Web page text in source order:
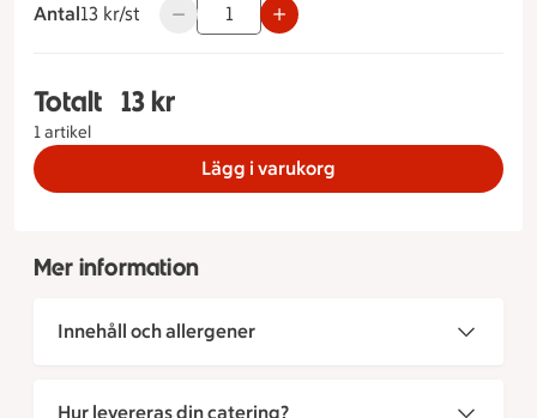
Antal
13 kronor styck
13 kr/st Använd knapparna för att minska eller
Totalt
1 artikel
Totalt 1 stycken Blåbärsmuffins, 13 kronor
13 kr
Lägg i varukorg
Mer information
Innehåll och allergener
Hur levereras din catering?